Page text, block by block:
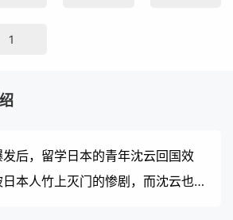
1
后，留学日本的青年沈云回国效
本人竹上灭门的惨剧，而沈云也被